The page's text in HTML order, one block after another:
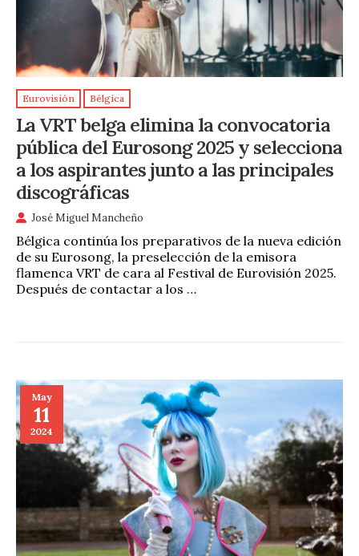
Eurovisión Bélgica
La VRT belga elimina la convocatoria
pública del Eurosong 2025 y selecciona
a los aspirantes junto a las principales
discográficas
José Miguel Mancheño
Bélgica continúa los preparativos de la nueva edición
de su Eurosong, la preselección de la emisora
flamenca VRT de cara al Festival de Eurovisión 2025.
Después de contactar a los …
May
11
2024